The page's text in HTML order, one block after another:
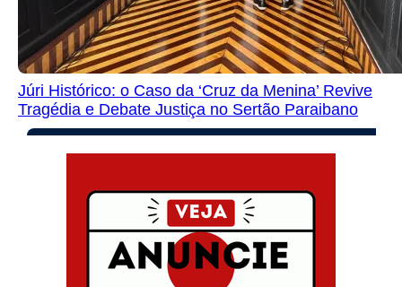
Júri Histórico: o Caso da ‘Cruz da Menina’ Revive
Tragédia e Debate Justiça no Sertão Paraibano